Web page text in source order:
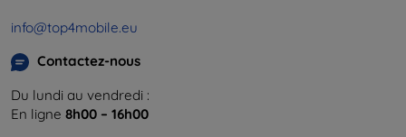
info@top4mobile.eu
Contactez-nous
Du lundi au vendredi :
En ligne 8h00 – 16h00